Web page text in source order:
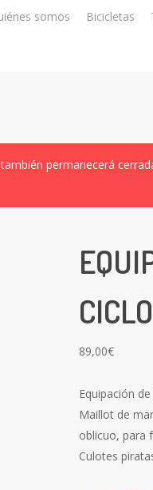
somos Bicicletas
permanecerá
89,00€
Equipación
Maillot de
oblicuo, para
Culotes